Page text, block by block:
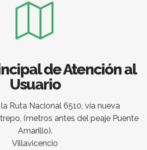
de Atención al
Usuario
Ruta Nacional 6510, vía nueva
(metros antes del peaje Puente
Amarillo).
Villavicencio